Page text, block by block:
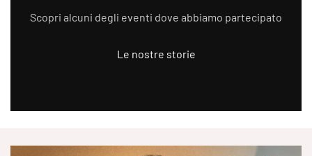
Scopri alcuni degli eventi dove abbiamo partecipato
Le nostre storie